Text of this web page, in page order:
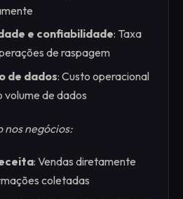
e confiabilidade: Taxa
de raspagem
de dados: Custo operacional
de dados
negócios:
: Vendas diretamente
coletadas